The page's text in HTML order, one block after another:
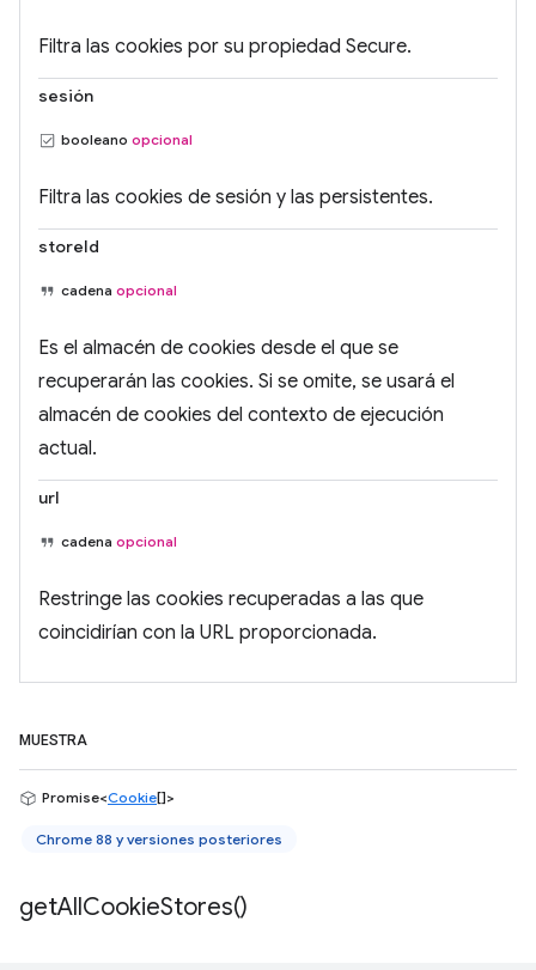
Filtra las cookies por su propiedad Secure.
sesión
booleano opcional
Filtra las cookies de sesión y las persistentes.
storeId
cadena opcional
Es el almacén de cookies desde el que se
recuperarán las cookies. Si se omite, se usará el
almacén de cookies del contexto de ejecución
actual.
url
cadena opcional
Restringe las cookies recuperadas a las que
coincidirían con la URL proporcionada.
MUESTRA
Promise<Cookie[]>
Chrome 88 y versiones posteriores
getAllCookieStores()